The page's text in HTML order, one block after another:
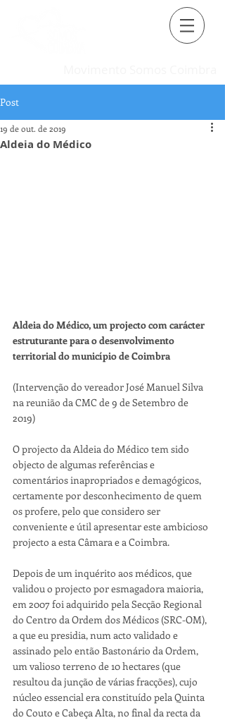
Post
Aldeia do Médico
19 de out. de 2019
Aldeia do Médico, um projecto com carácter
estruturante para o desenvolvimento
territorial do município de Coimbra
(Intervenção do vereador José Manuel Silva
na reunião da CMC de 9 de Setembro de
2019)
O projecto da Aldeia do Médico tem sido
objecto de algumas referências e
comentários inapropriados e demagógicos,
certamente por desconhecimento de quem
os profere, pelo que considero ser
conveniente e útil apresentar este ambicioso
projecto a esta Câmara e a Coimbra.
Depois de um inquérito aos médicos, que
validou o projecto por esmagadora maioria,
em 2007 foi adquirido pela Secção Regional
do Centro da Ordem dos Médicos (SRC-OM),
a que eu presidia, num acto validado e
assinado pelo então Bastonário da Ordem,
um valioso terreno de 10 hectares (que
resultou da junção de várias fracções), cujo
núcleo essencial era constituído pela Quinta
do Couto e Cabeça Alta, no final da recta da